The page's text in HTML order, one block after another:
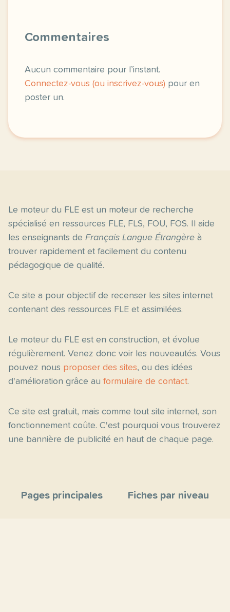
Commentaires
Aucun commentaire pour l’instant.
Connectez-vous (ou inscrivez-vous) pour en
poster un.
Le moteur du FLE est un moteur de recherche
spécialisé en ressources FLE, FLS, FOU, FOS. Il aide
les enseignants de Français Langue Étrangère à
trouver rapidement et facilement du contenu
pédagogique de qualité.
Ce site a pour objectif de recenser les sites internet
contenant des ressources FLE et assimilées.
Le moteur du FLE est en construction, et évolue
régulièrement. Venez donc voir les nouveautés. Vous
pouvez nous proposer des sites, ou des idées
d'amélioration grâce au formulaire de contact.
Ce site est gratuit, mais comme tout site internet, son
fonctionnement coûte. C'est pourquoi vous trouverez
une bannière de publicité en haut de chaque page.
Pages principales Fiches par niveau